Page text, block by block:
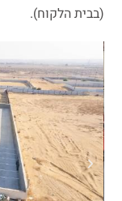
(בבית הלקוח).